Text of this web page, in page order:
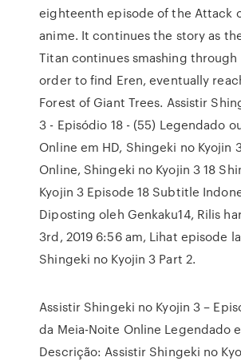
eighteenth episode of the Attack
anime. It continues the story as
Titan continues smashing through
order to find Eren, eventually
Forest of Giant Trees. Assistir
3 - Episódio 18 - (55) Legendado
Online em HD, Shingeki no Kyojin
Online, Shingeki no Kyojin 3 18
Kyojin 3 Episode 18 Subtitle
Diposting oleh Genkaku14, Rilis
3rd, 2019 6:56 am, Lihat episode
Shingeki no Kyojin 3 Part 2.
Assistir Shingeki no Kyojin 3 –
da Meia-Noite Online Legendado
Descrição: Assistir Shingeki no